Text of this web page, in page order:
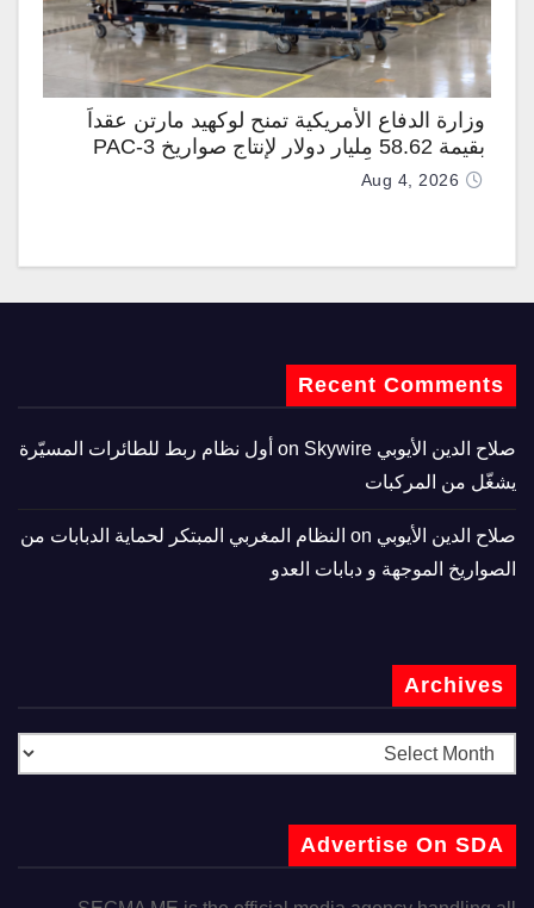
وزارة الدفاع الأمريكية تمنح لوكهيد مارتن عقداً
بقيمة 58.62 مليار دولار لإنتاج صواريخ PAC-3
المطوّرة دعماً لـ “ترسانة الحرية”
Aug 4, 2026
Recent Comments
صلاح الدين الأيوبي
Skywire أول نظام ربط للطائرات المسيّرة
يشغّل من المركبات
صلاح الدين الأيوبي
النظام المغربي المبتكر لحماية الدبابات من
الصواريخ الموجهة و دبابات العدو
Archives
Advertise On SDA